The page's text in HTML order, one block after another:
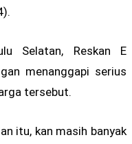
Selatan, Reskan E
menanggapi serius
tersebut.
itu, kan masih banyak